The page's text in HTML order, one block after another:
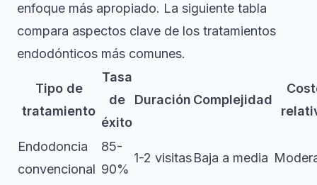
enfoque más apropiado. La siguiente tabla
compara aspectos clave de los tratamientos
endodónticos más comunes.
Tipo de
tratamiento
Tasa
de
éxito
Duración Complejidad
Endodoncia
convencional
85-
90%
1-2 visitasBaja a media